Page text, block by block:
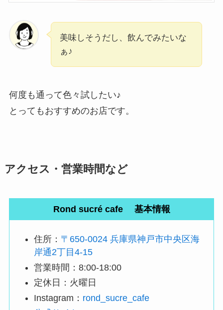
美味しそうだし、飲んでみたいな
ぁ♪
何度も通って色々試したい♪
とってもおすすめのお店です。
アクセス・営業時間など
Rond sucré cafe 基本情報
住所： 〒650-0024 兵庫県神戸市中央区海
岸通2丁目4-15
営業時間：8:00-18:00
定休日：火曜日
Instagram： rond_sucre_cafe